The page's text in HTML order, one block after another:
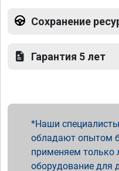
Сохранение
Гарантия 5 лет
Наши
обладают опытом
применяем только
оборудование для